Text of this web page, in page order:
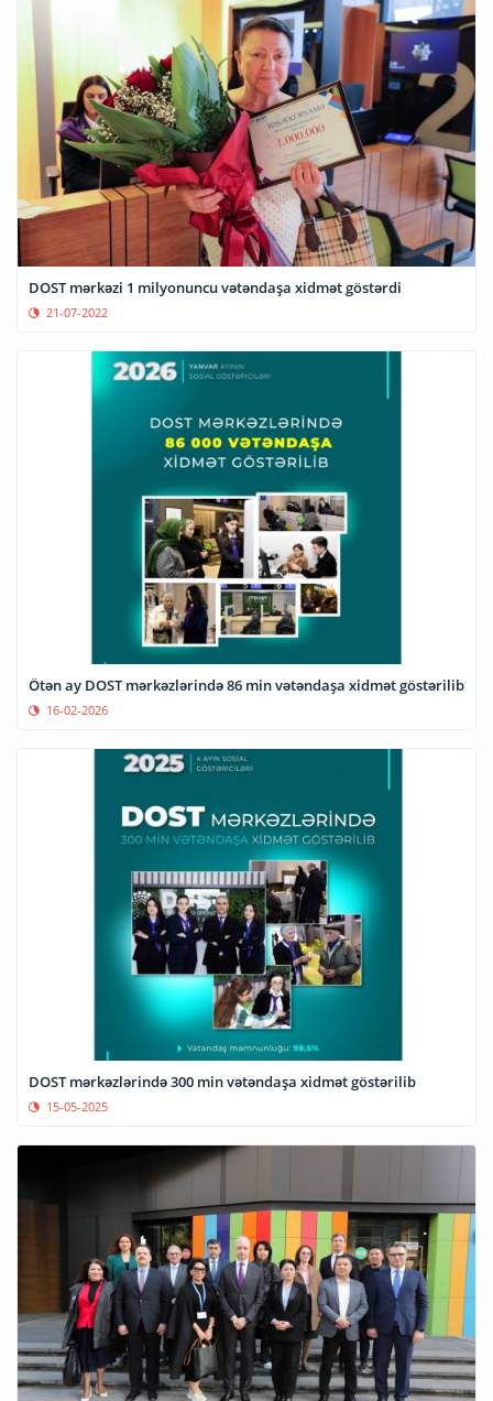
21-07-2022
Ötən ay DOST mərkəzlərində 86 min vətəndaşa xidmət göstərilib
16-02-2026
DOST mərkəzlərində 300 min vətəndaşa xidmət göstərilib
15-05-2025